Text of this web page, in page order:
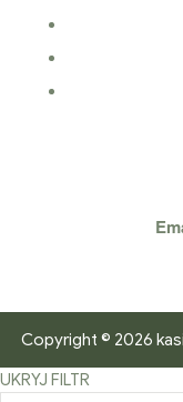
Copyright © 2026
UKRYJ FILTR